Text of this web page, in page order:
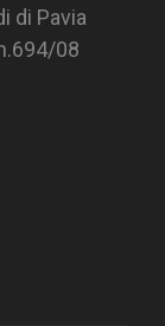
di Pavia
08